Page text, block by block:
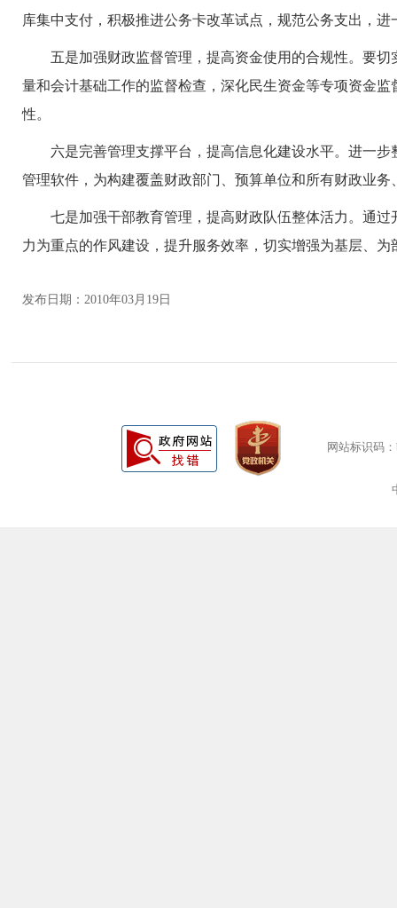
库集中支付，积极推进公务卡改革试点，规范公务支出，
五是加强财政监督管理，提高资金使用的合规性。要切
量和会计基础工作的监督检查，深化民生资金等专项资金
性。
六是完善管理支撑平台，提高信息化建设水平。进一步
管理软件，为构建覆盖财政部门、预算单位和所有财政业
七是加强干部教育管理，提高财政队伍整体活力。通过
力为重点的作风建设，提升服务效率，切实增强为基层、
发布日期：2010年03月19日
网站标识码